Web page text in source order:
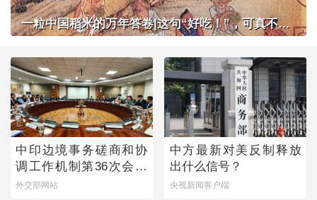
一粒中国稻米的万年答卷|这句“好吃！”，可真不简单
中印边境事务磋商和协
调工作机制第36次会议
举行
外交部网站
中方最新对美反制释放
出什么信号？
央视新闻客户端